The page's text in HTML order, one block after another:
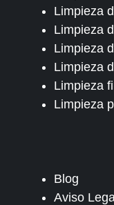
Limpieza
Limpieza
Limpieza
Limpieza
Limpieza
Limpieza
Blog
Aviso